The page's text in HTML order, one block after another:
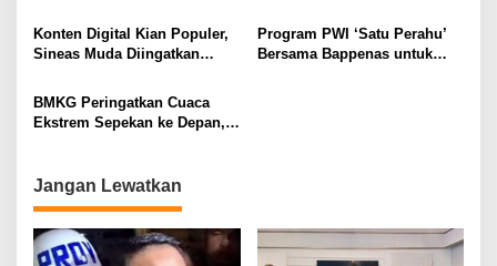
Tahun 2026
Konten Digital Kian Populer,
Sineas Muda Diingatkan
Berkarya
Program PWI ‘Satu Perahu’
Bersama Bappenas untuk
BMKG Peringatkan Cuaca
Ekstrem Sepekan ke Depan,
Jangan Lewatkan